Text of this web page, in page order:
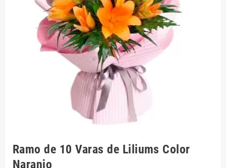
Ramo de 10 Varas de Liliums Color
Naranjo